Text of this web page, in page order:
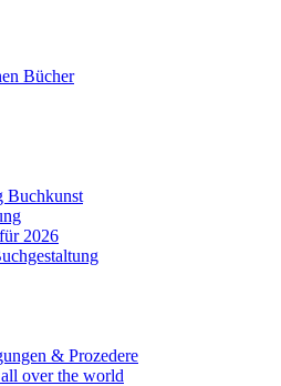
Bücher
Buchkunst
2026
& Prozedere
over the world